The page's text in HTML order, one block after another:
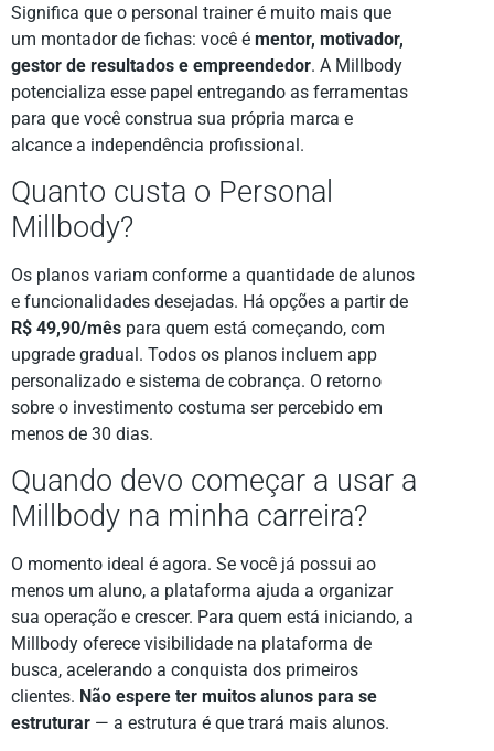
Significa que o personal trainer é muito mais que
um montador de fichas: você é mentor, motivador,
gestor de resultados e empreendedor. A Millbody
potencializa esse papel entregando as ferramentas
para que você construa sua própria marca e
alcance a independência profissional.
Quanto custa o Personal
Millbody?
Os planos variam conforme a quantidade de alunos
e funcionalidades desejadas. Há opções a partir de
R$ 49,90/mês para quem está começando, com
upgrade gradual. Todos os planos incluem app
personalizado e sistema de cobrança. O retorno
sobre o investimento costuma ser percebido em
menos de 30 dias.
Quando devo começar a usar a
Millbody na minha carreira?
O momento ideal é agora. Se você já possui ao
menos um aluno, a plataforma ajuda a organizar
sua operação e crescer. Para quem está iniciando, a
Millbody oferece visibilidade na plataforma de
busca, acelerando a conquista dos primeiros
clientes. Não espere ter muitos alunos para se
estruturar — a estrutura é que trará mais alunos.